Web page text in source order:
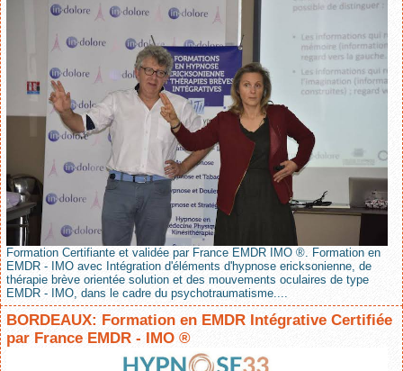
Formation Certifiante et validée par France EMDR IMO ®. Formation en
EMDR - IMO avec Intégration d'éléments d'hypnose ericksonienne, de
thérapie brève orientée solution et des mouvements oculaires de type
EMDR - IMO, dans le cadre du psychotraumatisme....
BORDEAUX: Formation en EMDR Intégrative Certifiée
par France EMDR - IMO ®